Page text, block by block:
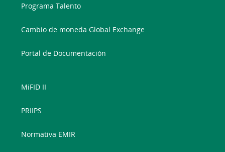
Programa Talento
Cambio de moneda Global Exchange
Portal de Documentación
MiFID II
PRIIPS
Normativa EMIR